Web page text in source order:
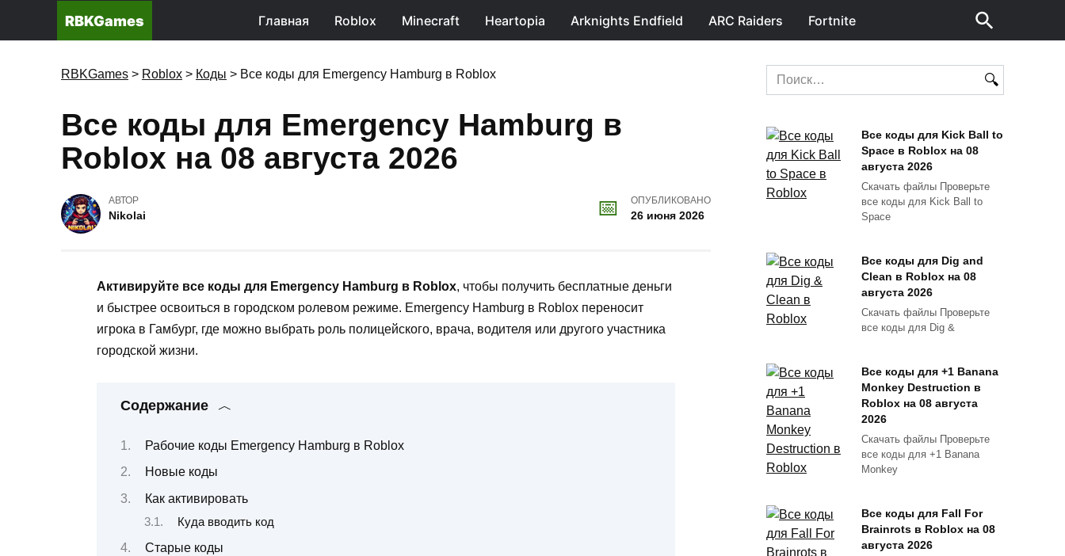
RBKGames Главная Roblox Minecraft Heartopia Arknights Endfield ARC Raiders Fortnite
RBKGames > Roblox > Коды > Все коды для Emergency Hamburg в Roblox
Все коды для Emergency Hamburg в
Roblox на 08 августа 2026
АВТОР
Nikolai
ОПУБЛИКОВАНО
26 июня 2026
Активируйте все коды для Emergency Hamburg в Roblox, чтобы получить бесплатные деньги
и быстрее освоиться в городском ролевом режиме. Emergency Hamburg в Roblox переносит
игрока в Гамбург, где можно выбрать роль полицейского, врача, водителя или другого участника
городской жизни.
Содержание
Рабочие коды Emergency Hamburg в Roblox
Новые коды
Как активировать
Куда вводить код
Старые коды
Search
for:
Все коды для Kick Ball to
Space в Roblox на 08
августа 2026
Скачать файлы Проверьте
все коды для Kick Ball to
Space
Все коды для Dig and
Clean в Roblox на 08
августа 2026
Скачать файлы Проверьте
все коды для Dig &
Все коды для +1 Banana
Monkey Destruction в
Roblox на 08 августа
2026
Скачать файлы Проверьте
все коды для +1 Banana
Monkey
Все коды для Fall For
Brainrots в Roblox на 08
августа 2026